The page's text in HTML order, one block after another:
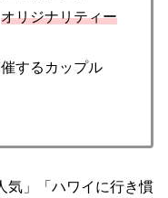
オリジナリティー
するカップル
気」「ハワイに行き慣